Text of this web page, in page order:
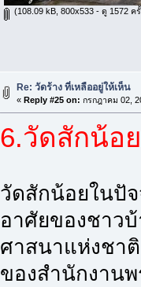
(108.09 kB, 800x533 - ดู 1572 ค
Re: วัดร้าง ที่เหลืออยู่ให้เห็น
« Reply #25 on: กรกฎาคม 02,
6.วัดสักน้อย
วัดสักน้อยในปั
อาศัยของชาว
ศาสนาแห่งชา
ของสำนักงาน